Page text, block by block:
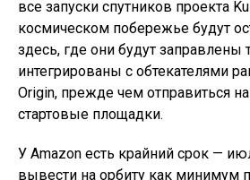
все запуски спутников проекта
космическом побережье будут
здесь, где они будут заправлены
интегрированы с обтекателями
Origin, прежде чем отправиться
стартовые площадки.
У Amazon есть крайний срок —
вывести на орбиту как минимум